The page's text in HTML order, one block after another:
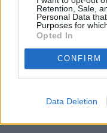
Retention, Sale,
Personal Data
Purposes for
Opted In
CONFIRM
Data Deletion